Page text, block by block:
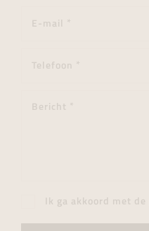
Ik ga akkoord met de